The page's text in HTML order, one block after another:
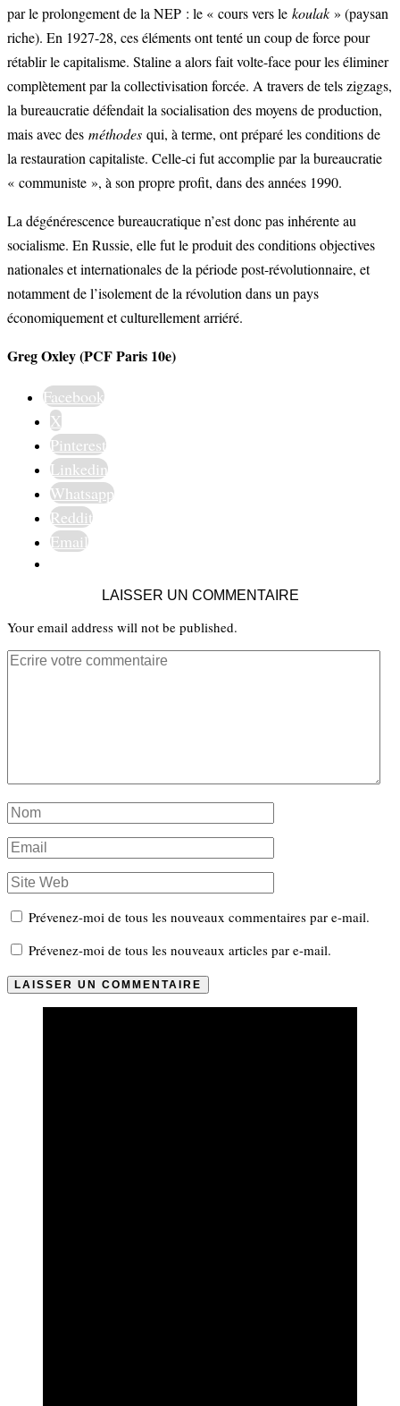
par le prolongement de la NEP : le « cours vers le koulak » (paysan
riche). En 1927-28, ces éléments ont tenté un coup de force pour
rétablir le capitalisme. Staline a alors fait volte-face pour les éliminer
complètement par la collectivisation forcée. A travers de tels zigzags,
la bureaucratie défendait la socialisation des moyens de production,
mais avec des méthodes qui, à terme, ont préparé les conditions de
la restauration capitaliste. Celle-ci fut accomplie par la bureaucratie
« communiste », à son propre profit, dans des années 1990.
La dégénérescence bureaucratique n’est donc pas inhérente au
socialisme. En Russie, elle fut le produit des conditions objectives
nationales et internationales de la période post-révolutionnaire, et
notamment de l’isolement de la révolution dans un pays
économiquement et culturellement arriéré.
Greg Oxley (PCF Paris 10e)
Facebook
X
Pinterest
Linkedin
Whatsapp
Reddit
Email
LAISSER UN COMMENTAIRE
Your email address will not be published.
Prévenez-moi de tous les nouveaux commentaires par e-mail.
Prévenez-moi de tous les nouveaux articles par e-mail.